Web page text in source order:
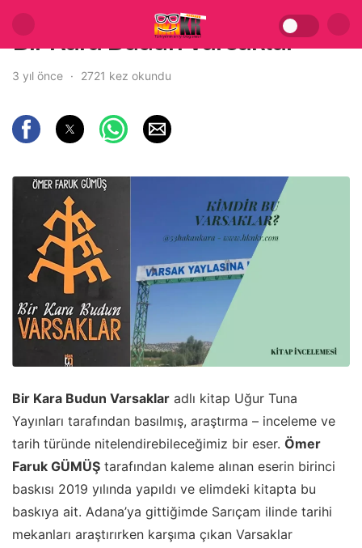
Bir Kara Budun Varsaklar
3 yıl önce 2721 kez okundu
Bir Kara Budun Varsaklar adlı kitap Uğur Tuna
Yayınları tarafından basılmış, araştırma – inceleme ve
tarih türünde nitelendirebileceğimiz bir eser. Ömer
Faruk GÜMÜŞ tarafından kaleme alınan eserin birinci
baskısı 2019 yılında yapıldı ve elimdeki kitapta bu
baskıya ait. Adana’ya gittiğimde Sarıçam ilinde tarihi
mekanları araştırırken karşıma çıkan Varsaklar